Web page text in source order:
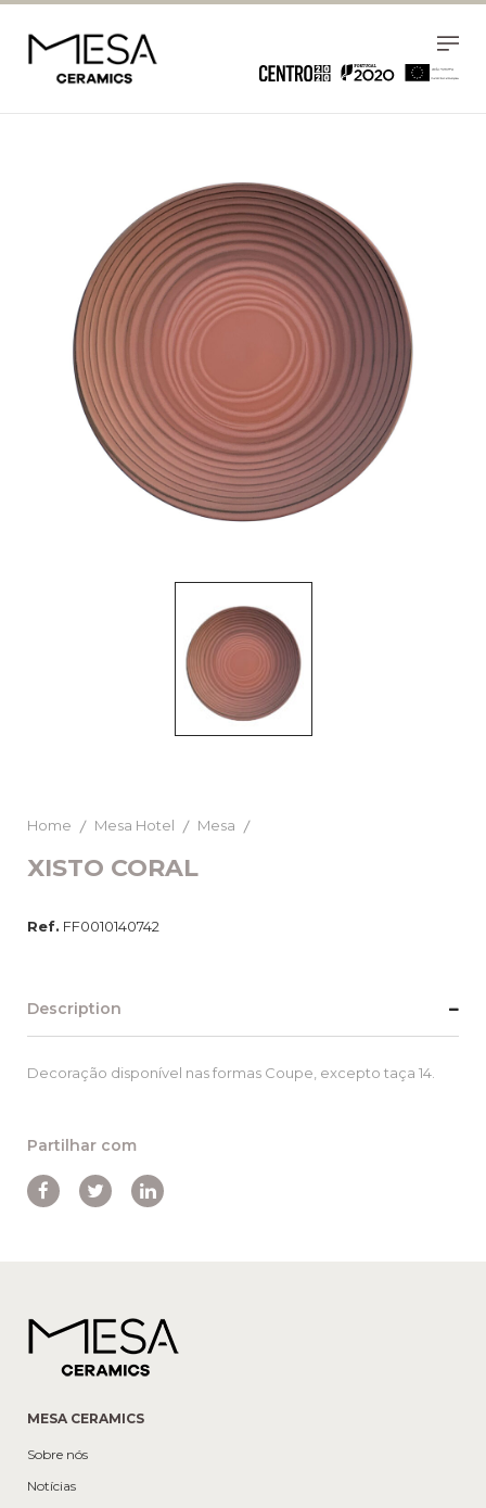
Home Mesa Hotel Mesa
XISTO CORAL
Ref. FF0010140742
Description
Decoração disponível nas formas Coupe, excepto taça 14.
Partilhar com
MESA CERAMICS
Sobre nós
Notícias